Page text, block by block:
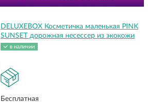
DELUXEBOX Косметичка маленькая PINK
SUNSET дорожная несессер из экокожи
в наличии
Бесплатная